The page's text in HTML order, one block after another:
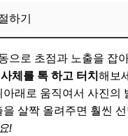
놓치지 마세요
풍경, 음식 촬영 마스터
자연스럽게 찍는 법
담는 와이드샷
하기
으로 초점과 노출을 잡
체를 톡 하고 터치 해보
래로 움직여서 사진
살짝 올려주면 훨씬
!